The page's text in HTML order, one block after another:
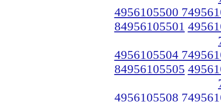
4956105500
84956105501
4956105504
84956105505
4956105508